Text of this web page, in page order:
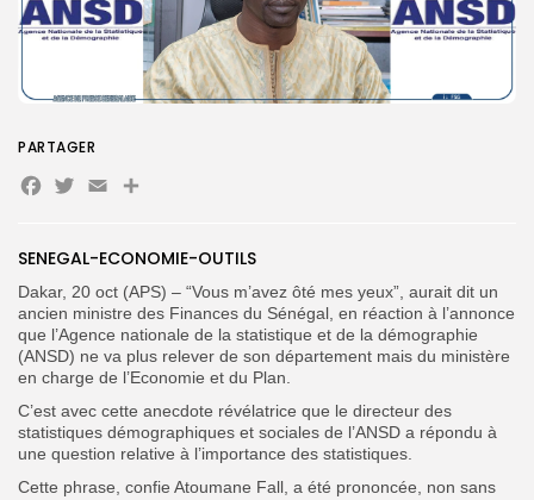
FR
SENEGAL-ECONOMIE-OUTILS
Dakar, 20 oct (APS) – “Vous m’avez ôté mes yeux”, aurait dit un
ancien ministre des Finances du Sénégal, en réaction à l’annonce
que l’Agence nationale de la statistique et de la démographie
(ANSD) ne va plus relever de son département mais du ministère
en charge de l’Economie et du Plan.
C’est avec cette anecdote révélatrice que le directeur des
statistiques démographiques et sociales de l’ANSD a répondu à
une question relative à l’importance des statistiques.
Cette phrase, confie Atoumane Fall, a été prononcée, non sans
PARTAGER
Facebook
Twitter
EmailPartager